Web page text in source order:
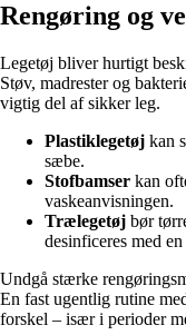
Rengøring og
Legetøj bliver hurtigt
Støv, madrester og
vigtig del af sikker leg.
Plastiklegetøj kan
sæbe.
Stofbamser kan
vaskeanvisningen.
Trælegetøj bør
desinficeres med
Undgå stærke
En fast ugentlig rutine
forskel – især i perioder